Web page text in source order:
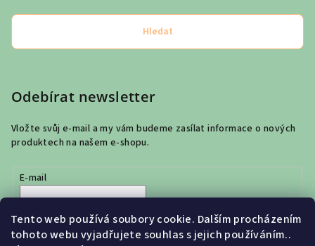
Tento web používá soubory cookie. Dalším procházením
tohoto webu vyjadřujete souhlas s jejich používáním..
Hledat
Odebírat newsletter
Vložte svůj e-mail a my vám budeme zasílat informace o nových
produktech na našem e-shopu.
E-mail
údajů